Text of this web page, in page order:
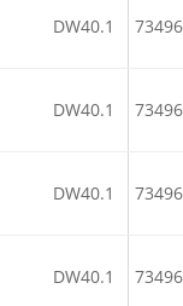
DW40.1
DW40.1
DW40.1
DW40.1